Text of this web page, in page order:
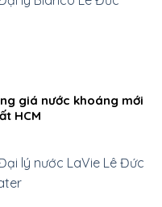
giá nước khoáng mới
HCM